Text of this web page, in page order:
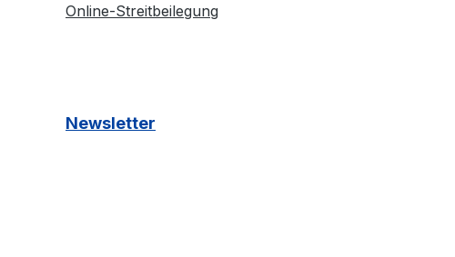
Online-Streitbeilegung
Newsletter